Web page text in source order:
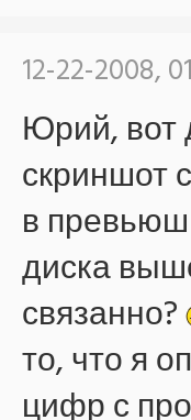
12-22-2008,
Юрий, вот
скриншот
в
диска
связанно?
то, что я
цифр с